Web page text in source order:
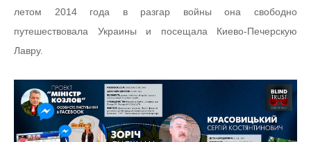
летом 2014 года в разгар войны она свободно
путешествовала Украины и посещала Киево-Печерскую
Лавру.